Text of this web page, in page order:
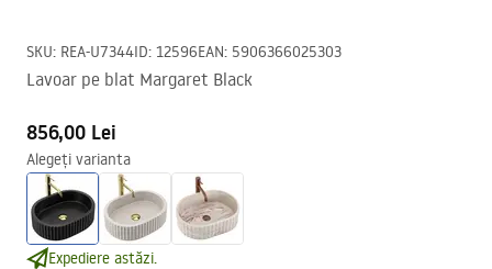
SKU: REA-U7344ID: 12596EAN: 5906366025303
Lavoar pe blat Margaret Black
856,00 Lei
Alegeți varianta
Expediere astăzi.